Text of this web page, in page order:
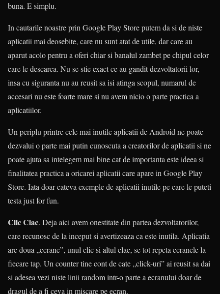
buna. E simplu.
In cautarile noastre prin Google Play Store putem da si de niste
aplicatii mai deosebite, care nu sunt atat de utile, dar care au
aparut acolo pentru a oferi chiar si banalul zambet pe chipul celor
care le descarca. Nu se stie exact ce au gandit dezvoltatorii lor,
insa cu siguranta nu au reusit sa isi atinga scopul, numarul de
accesari nu este foarte mare si nu avem nicio o parte practica a
aplicatiilor.
Un periplu printre cele mai inutile aplicatii de Android ne poate
dezvalui o parte mai putin cunoscuta a creatorilor de aplicatii si ne
poate ajuta sa intelegem mai bine cat de importanta este ideea si
finalitatea practica a oricarei aplicatii care apare in Google Play
Store. Iata doar cateva exemple de aplicatii inutile pe care le puteti
testa just for fun.
Clic Clac. Deja aici avem onestitate din partea dezvoltatorilor,
care recunosc de la inceput si avertizeaza ca este inutila. Aplicatia
are doua „ecrane”, unul clic si altul clac, se tot repeta ecranele la
fiecare tap. Un counter tine cont de cate „click-uri” ai reusit sa dai
si adesea vezi niste linii random intr-o parte a ecranului doar de
dragul de a fi ceva in miscare pe ecran.